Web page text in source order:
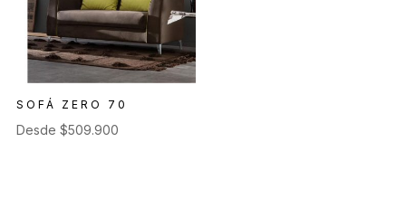
SOFÁ ZERO 70
Desde $509.900